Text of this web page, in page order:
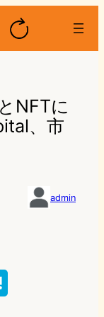
NFTに
、市
admin